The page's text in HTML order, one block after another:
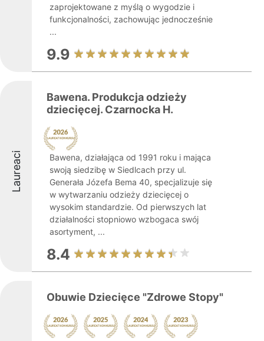
zaprojektowane z myślą o wygodzie i
funkcjonalności, zachowując jednocześnie
...
9.9
Laureaci
Bawena. Produkcja odzieży
dziecięcej. Czarnocka H.
Bawena, działająca od 1991 roku i mająca
swoją siedzibę w Siedlcach przy ul.
Generała Józefa Bema 40, specjalizuje się
w wytwarzaniu odzieży dziecięcej o
wysokim standardzie. Od pierwszych lat
działalności stopniowo wzbogaca swój
asortyment, ...
8.4
Obuwie Dziecięce "Zdrowe Stopy"